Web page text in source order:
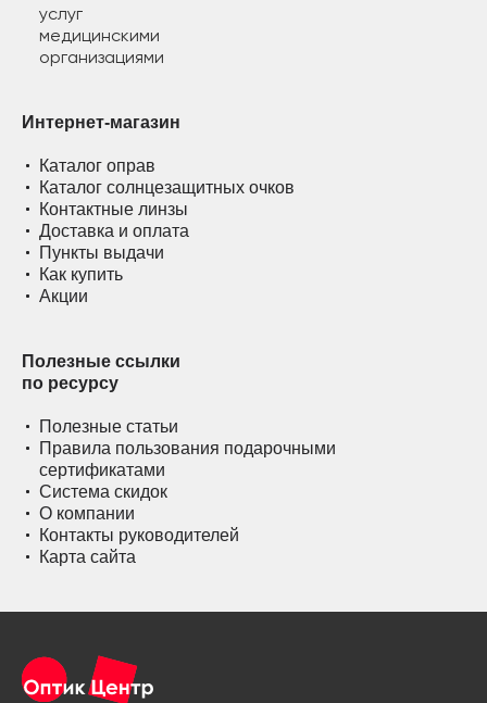
Интернет-магазин
Каталог оправ
Каталог солнцезащитных очков
Контактные линзы
Доставка и оплата
Пункты выдачи
Как купить
Акции
Полезные ссылки
по ресурсу
Полезные статьи
Правила пользования подарочными
сертификатами
Система скидок
О компании
Контакты руководителей
Карта сайта